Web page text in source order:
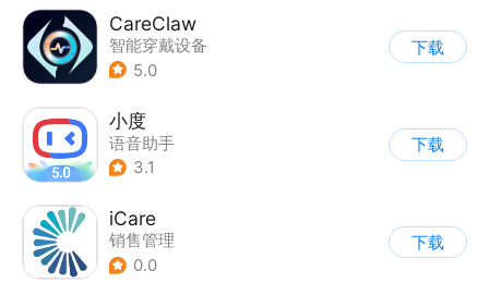
CareClaw
智能穿戴设备
5.0
下载
小度
语音助手
3.1
下载
iCare
销售管理
0.0
下载